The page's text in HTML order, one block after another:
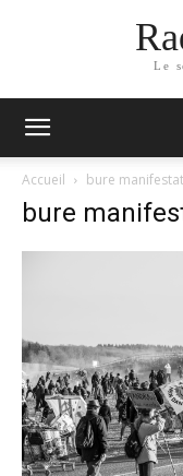
Le
Accueil bure
bure